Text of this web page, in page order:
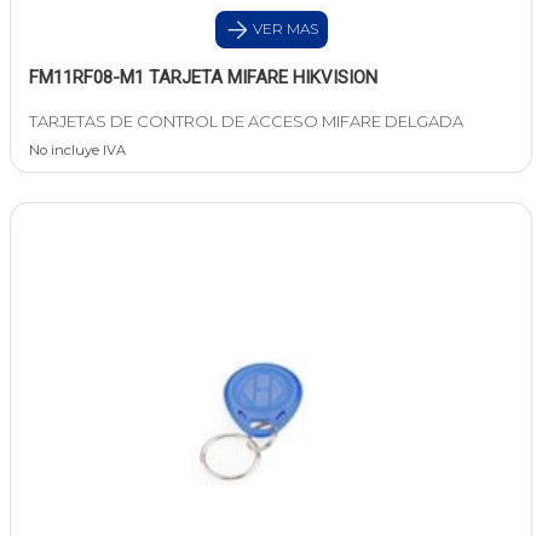
VER MAS
FM11RF08-M1 TARJETA MIFARE HIKVISION
TARJETAS DE CONTROL DE ACCESO MIFARE DELGADA
No incluye IVA